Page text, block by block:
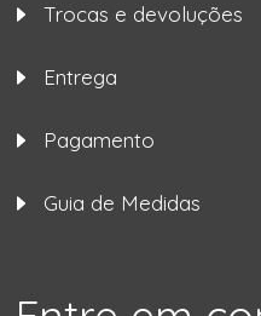
Trocas e devoluções
Entrega
Pagamento
Guia de Medidas